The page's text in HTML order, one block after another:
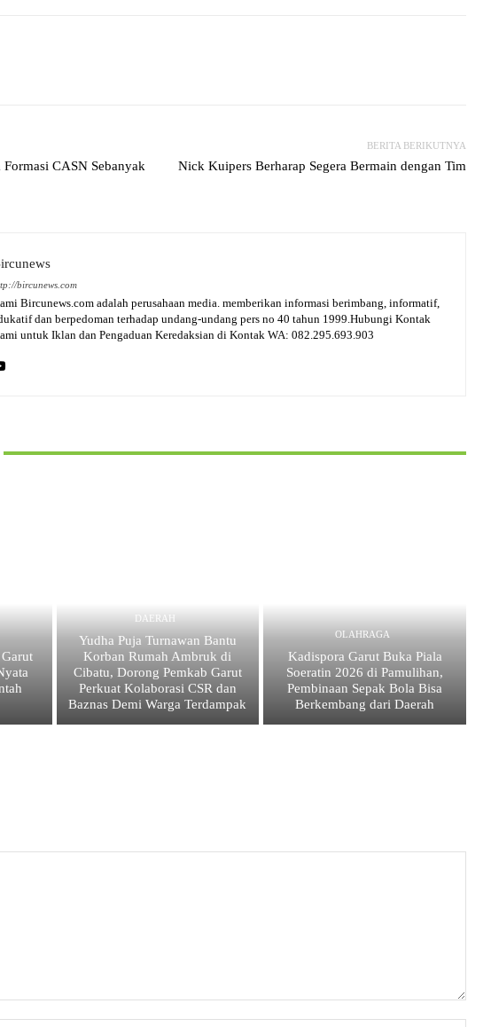
CASN Sebanyak
BERITA BERIKUTNYA
Nick Kuipers Berharap Segera Bermain dengan Tim
bircunews.com
Bircunews.com adalah perusahaan media. memberikan informasi berimbang, informatif,
dan berpedoman terhadap undang-undang pers no 40 tahun 1999.Hubungi Kontak
untuk Iklan dan Pengaduan Keredaksian di Kontak WA: 082.295.693.903
DAERAH
Yudha Puja Turnawan Bantu
Korban Rumah Ambruk di
Cibatu, Dorong Pemkab Garut
Perkuat Kolaborasi CSR dan
Baznas Demi Warga Terdampak
OLAHRAGA
Kadispora Garut Buka Piala
Soeratin 2026 di Pamulihan,
Pembinaan Sepak Bola Bisa
Berkembang dari Daerah